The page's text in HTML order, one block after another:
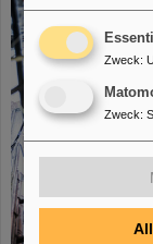
Zweck:
Zweck: